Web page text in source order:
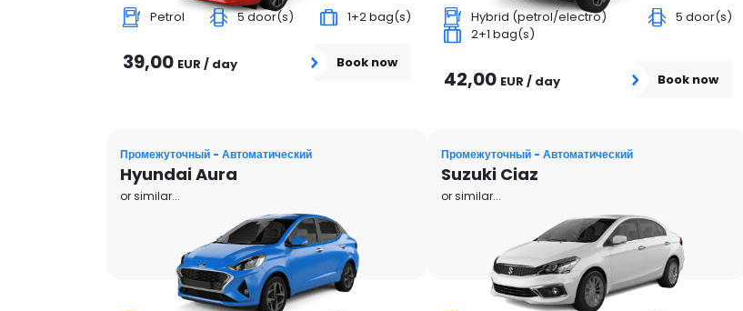
Petrol 5 door(s) 1+2 bag(s)
39,00 EUR / day Book now
Hybrid (petrol/electro)
5 door(s)
2+1 bag(s)
42,00 EUR / day Book now
Промежуточный - Автоматический
Hyundai Aura
or similar...
Промежуточный - Автоматический
Suzuki Ciaz
or similar...